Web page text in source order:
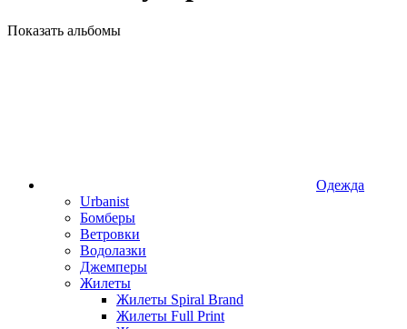
Показать альбомы
Одежда
Urbanist
Бомберы
Ветровки
Водолазки
Джемперы
Жилеты
Жилеты Spiral Brand
Жилеты Full Print